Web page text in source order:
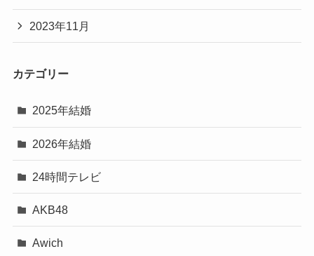
2023年11月
カテゴリー
2025年結婚
2026年結婚
24時間テレビ
AKB48
Awich